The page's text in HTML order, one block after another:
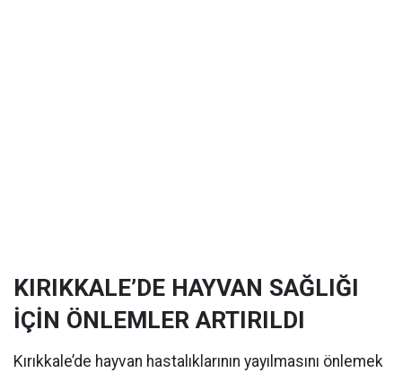
KIRIKKALE’DE HAYVAN SAĞLIĞI
İÇİN ÖNLEMLER ARTIRILDI
Kırıkkale’de hayvan hastalıklarının yayılmasını önlemek